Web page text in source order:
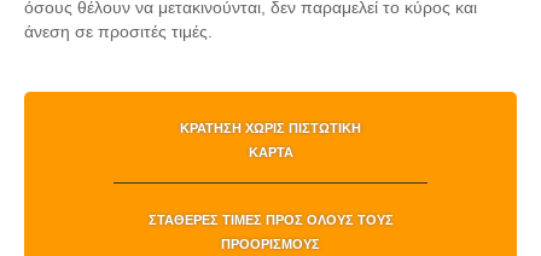
όσους θέλουν να μετακινούνται, δεν παραμελεί το κύρος και
άνεση σε προσιτές τιμές.
ΚΡΆΤΗΣΗ ΧΩΡΊΣ ΠΙΣΤΩΤΙΚΉ
ΚΆΡΤΑ
ΣΤΑΘΕΡΈΣ ΤΙΜΈΣ ΠΡΟΣ ΌΛΟΥΣ ΤΟΥΣ
ΠΡΟΟΡΙΣΜΟΎΣ